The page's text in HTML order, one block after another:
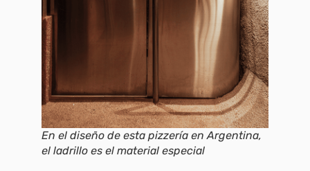
En el diseño de esta pizzería en Argentina,
el ladrillo es el material especial